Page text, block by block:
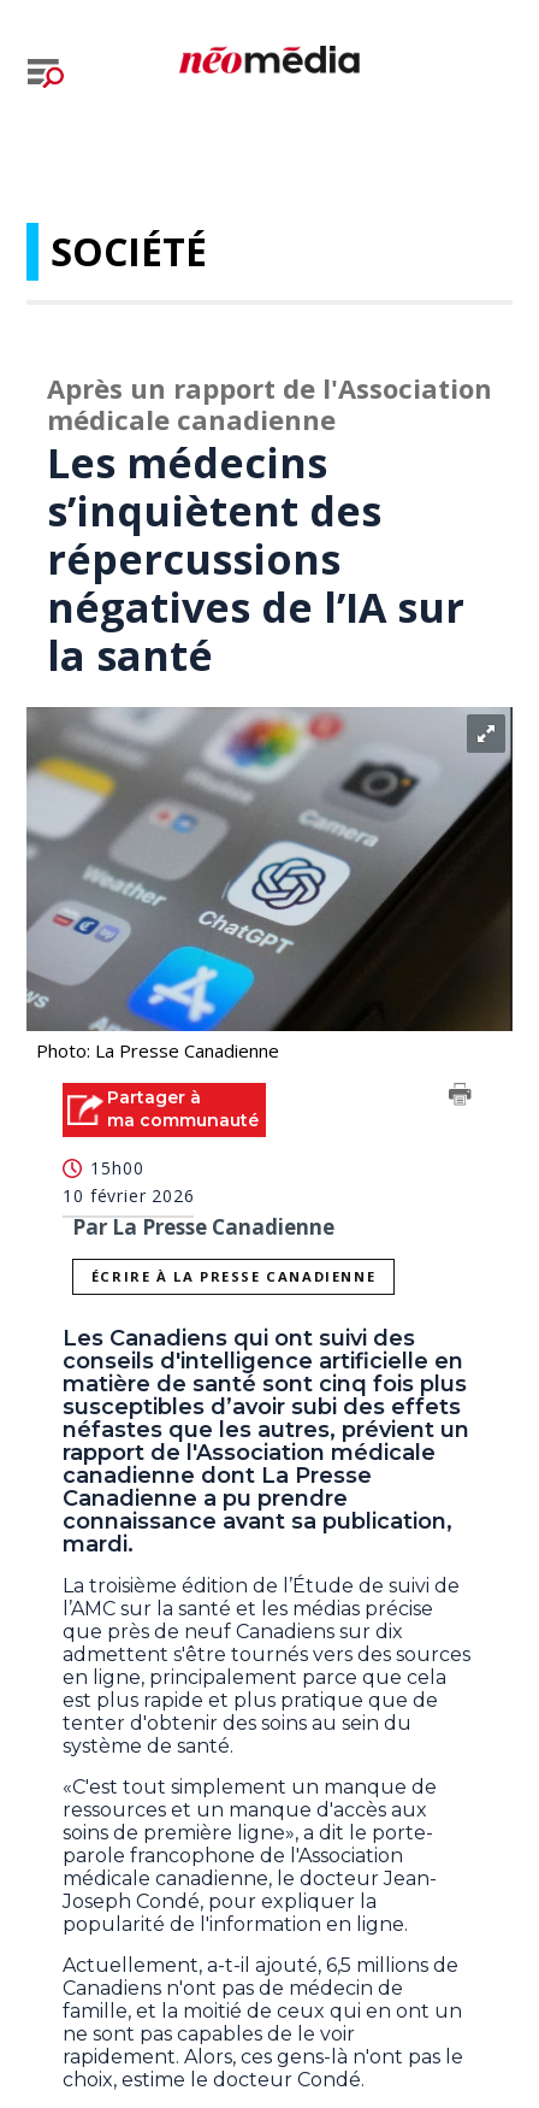
SOCIÉTÉ
Après un rapport de l'Association
médicale canadienne
Les médecins
s’inquiètent des
répercussions
négatives de l’IA sur
la santé
Photo: La Presse Canadienne
Partager à
ma communauté
15h00
10 février 2026
Par La Presse Canadienne
ÉCRIRE À LA PRESSE CANADIENNE
Les Canadiens qui ont suivi des
conseils d'intelligence artificielle en
matière de santé sont cinq fois plus
susceptibles d’avoir subi des effets
néfastes que les autres, prévient un
rapport de l'Association médicale
canadienne dont La Presse
Canadienne a pu prendre
connaissance avant sa publication,
mardi.
La troisième édition de l’Étude de suivi de
l’AMC sur la santé et les médias précise
que près de neuf Canadiens sur dix
admettent s'être tournés vers des sources
en ligne, principalement parce que cela
est plus rapide et plus pratique que de
tenter d'obtenir des soins au sein du
système de santé.
«C'est tout simplement un manque de
ressources et un manque d'accès aux
soins de première ligne», a dit le porte-
parole francophone de l'Association
médicale canadienne, le docteur Jean-
Joseph Condé, pour expliquer la
popularité de l'information en ligne.
Actuellement, a-t-il ajouté, 6,5 millions de
Canadiens n'ont pas de médecin de
famille, et la moitié de ceux qui en ont un
ne sont pas capables de le voir
rapidement. Alors, ces gens-là n'ont pas le
choix, estime le docteur Condé.